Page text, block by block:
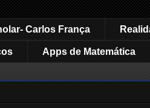
Carlos França
Apps de Matemática